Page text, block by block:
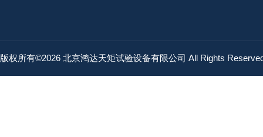
版权所有©2026 北京鸿达天矩试验设备有限公司 All Rights